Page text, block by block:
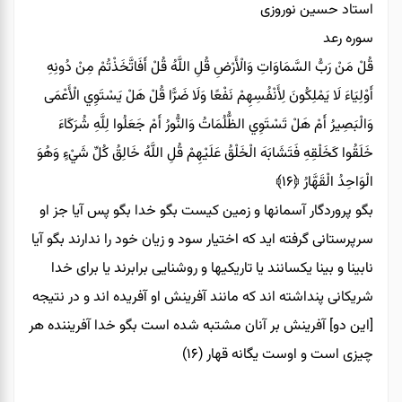
استاد حسین نوروزی
سوره رعد
قُلْ مَنْ رَبُّ السَّمَاوَاتِ وَالْأَرْضِ قُلِ اللَّهُ قُلْ أَفَاتَّخَذْتُمْ مِنْ دُونِهِ
أَوْلِيَاءَ لَا يَمْلِكُونَ لِأَنْفُسِهِمْ نَفْعًا وَلَا ضَرًّا قُلْ هَلْ يَسْتَوِي الْأَعْمَى
وَالْبَصِيرُ أَمْ هَلْ تَسْتَوِي الظُّلُمَاتُ وَالنُّورُ أَمْ جَعَلُوا لِلَّهِ شُرَكَاءَ
خَلَقُوا كَخَلْقِهِ فَتَشَابَهَ الْخَلْقُ عَلَيْهِمْ قُلِ اللَّهُ خَالِقُ كُلِّ شَيْءٍ وَهُوَ
الْوَاحِدُ الْقَهَّارُ ﴿۱۶﴾
بگو پروردگار آسمانها و زمين كيست بگو خدا بگو پس آيا جز او
سرپرستانى گرفته ايد كه اختيار سود و زيان خود را ندارند بگو آيا
نابينا و بينا يكسانند يا تاريكيها و روشنايى برابرند يا براى خدا
شريكانى پنداشته‏ اند كه مانند آفرينش او آفريده‏ اند و در نتيجه
[اين دو] آفرينش بر آنان مشتبه شده است بگو خدا آفريننده هر
چيزى است و اوست‏ يگانه قهار (۱۶)